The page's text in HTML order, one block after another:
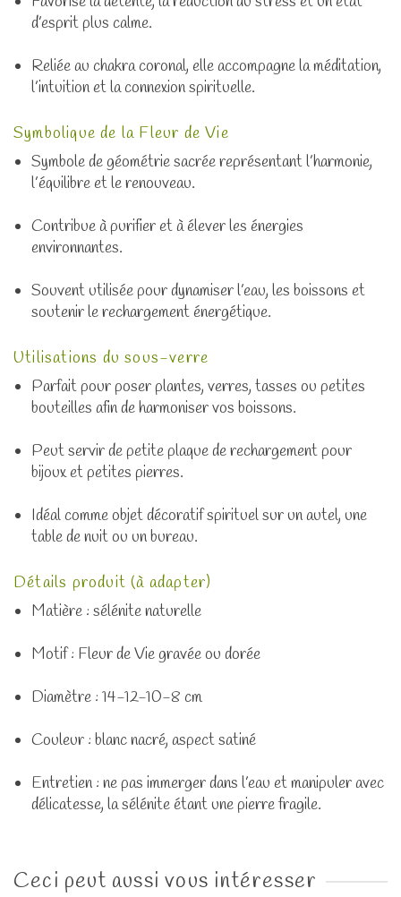
d’esprit plus calme.
Reliée au chakra coronal, elle accompagne la méditation,
l’intuition et la connexion spirituelle.
Symbolique de la Fleur de Vie
Symbole de géométrie sacrée représentant l’harmonie,
l’équilibre et le renouveau.
Contribue à purifier et à élever les énergies
environnantes.
Souvent utilisée pour dynamiser l’eau, les boissons et
soutenir le rechargement énergétique.
Utilisations du sous-verre
Parfait pour poser plantes, verres, tasses ou petites
bouteilles afin de harmoniser vos boissons.
Peut servir de petite plaque de rechargement pour
bijoux et petites pierres.
Idéal comme objet décoratif spirituel sur un autel, une
table de nuit ou un bureau.
Détails produit (à adapter)
Matière : sélénite naturelle
Motif : Fleur de Vie gravée ou dorée
Diamètre : 14-12-10-8 cm
Couleur : blanc nacré, aspect satiné
Entretien : ne pas immerger dans l’eau et manipuler avec
délicatesse, la sélénite étant une pierre fragile.
Ceci peut aussi vous intéresser